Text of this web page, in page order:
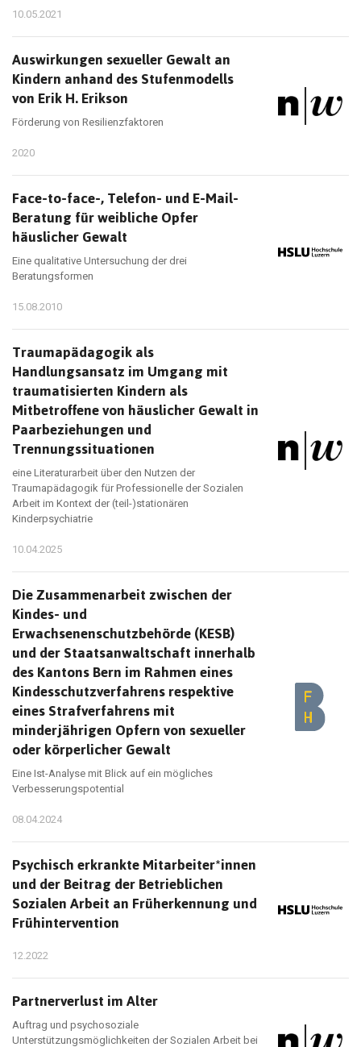
10.05.2021
Auswirkungen sexueller Gewalt an
Kindern anhand des Stufenmodells
von Erik H. Erikson
Förderung von Resilienzfaktoren
2020
Face-to-face-, Telefon- und E-Mail-
Beratung für weibliche Opfer
häuslicher Gewalt
Eine qualitative Untersuchung der drei
Beratungsformen
15.08.2010
Traumapädagogik als
Handlungsansatz im Umgang mit
traumatisierten Kindern als
Mitbetroffene von häuslicher Gewalt in
Paarbeziehungen und
Trennungssituationen
eine Literaturarbeit über den Nutzen der
Traumapädagogik für Professionelle der Sozialen
Arbeit im Kontext der (teil-)stationären
Kinderpsychiatrie
10.04.2025
Die Zusammenarbeit zwischen der
Kindes- und
Erwachsenenschutzbehörde (KESB)
und der Staatsanwaltschaft innerhalb
des Kantons Bern im Rahmen eines
Kindesschutzverfahrens respektive
eines Strafverfahrens mit
minderjährigen Opfern von sexueller
oder körperlicher Gewalt
Eine Ist-Analyse mit Blick auf ein mögliches
Verbesserungspotential
08.04.2024
Psychisch erkrankte Mitarbeiter*innen
und der Beitrag der Betrieblichen
Sozialen Arbeit an Früherkennung und
Frühintervention
12.2022
Partnerverlust im Alter
Auftrag und psychosoziale
Unterstützungsmöglichkeiten der Sozialen Arbeit bei